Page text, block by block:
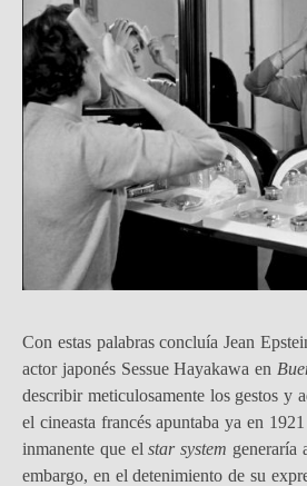
Con estas palabras concluía Jean
actor japonés Sessue Hayakawa en
describir meticulosamente los gestos y
el cineasta francés apuntaba ya en
inmanente que elstar system generaría
embargo, en el detenimiento de su